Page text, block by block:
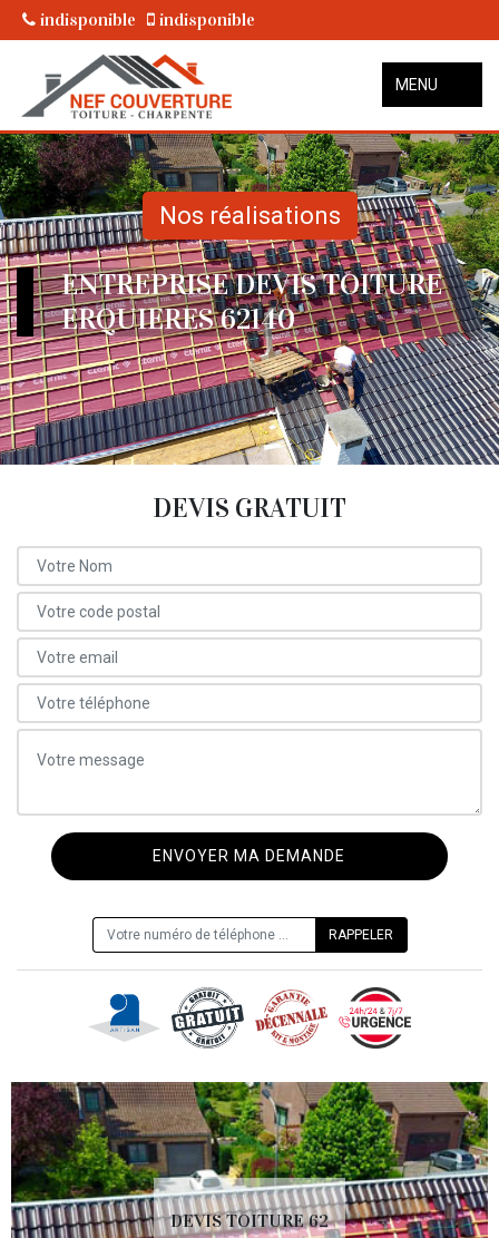
indisponible indisponible
MENU
Nos réalisations
ENTREPRISE DEVIS TOITURE
ERQUIERES 62140
DEVIS GRATUIT
DEVIS TOITURE 62